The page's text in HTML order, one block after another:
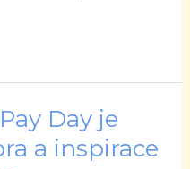
Day je
a inspirace